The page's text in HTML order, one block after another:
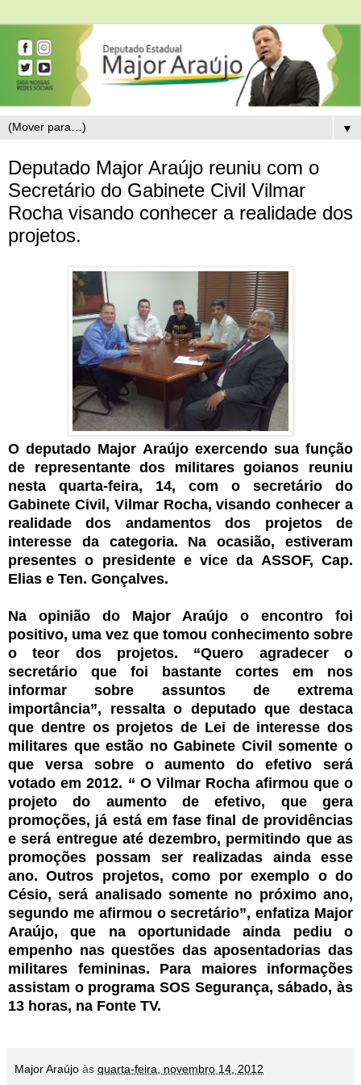
▼
Deputado Major Araújo reuniu com o
Secretário do Gabinete Civil Vilmar
Rocha visando conhecer a realidade dos
projetos.
O deputado Major Araújo exercendo sua função
de representante dos militares goianos reuniu
nesta quarta-feira, 14, com o secretário do
Gabinete Civil, Vilmar Rocha, visando conhecer a
realidade dos andamentos dos projetos de
interesse da categoria. Na ocasião, estiveram
presentes o presidente e vice da ASSOF, Cap.
Elias e Ten. Gonçalves.
Na opinião do Major Araújo o encontro foi
positivo, uma vez que tomou conhecimento sobre
o teor dos projetos. “Quero agradecer o
secretário que foi bastante cortes em nos
informar sobre assuntos de extrema
importância”, ressalta o deputado que destaca
que dentre os projetos de Lei de interesse dos
militares que estão no Gabinete Civil somente o
que versa sobre o aumento do efetivo será
votado em 2012. “ O Vilmar Rocha afirmou que o
projeto do aumento de efetivo, que gera
promoções, já está em fase final de providências
e será entregue até dezembro, permitindo que as
promoções possam ser realizadas ainda esse
ano. Outros projetos, como por exemplo o do
Césio, será analisado somente no próximo ano,
segundo me afirmou o secretário”, enfatiza Major
Araújo, que na oportunidade ainda pediu o
empenho nas questões das aposentadorias das
militares femininas. Para maiores informações
assistam o programa SOS Segurança, sábado, às
13 horas, na Fonte TV.
Major Araújo às quarta-feira, novembro 14, 2012